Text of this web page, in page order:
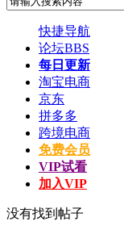
快捷导航
论坛BBS
每日更新
淘宝电商
京东
拼多多
跨境电商
免费会员
VIP试看
加入VIP
没有找到帖子